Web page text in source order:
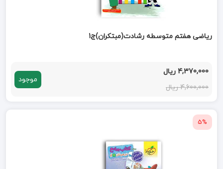
ریاضی هفتم متوسطه رشادت(مبتکران)ج1
4,370,000 ریال
4,600,000 ریال
موجود
5%